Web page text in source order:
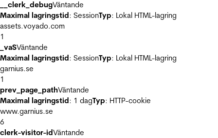
__clerk_debugVäntande
Maximal lagringstid: SessionTyp: Lokal HTML-lagring
assets.voyado.com
1
_vaSVäntande
Maximal lagringstid: SessionTyp: Lokal HTML-lagring
garnius.se
1
prev_page_pathVäntande
Maximal lagringstid: 1 dagTyp: HTTP-cookie
www.garnius.se
6
clerk-visitor-idVäntande